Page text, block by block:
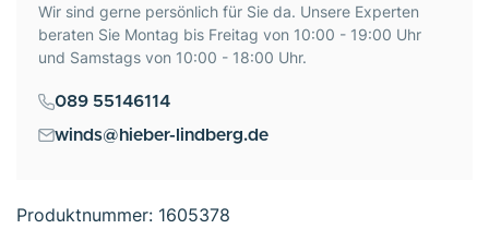
Produktnummer: 1605378
Wir sind gerne persönlich für Sie da. Unsere Experten
beraten Sie Montag bis Freitag von 10:00 - 19:00 Uhr
und Samstags von 10:00 - 18:00 Uhr.
089 55146114
winds@hieber-lindberg.de